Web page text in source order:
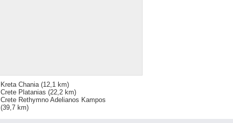
Kreta Chania(12,1 km)
Crete Platanias (22,2 km)
Crete Rethymno Adelianos Kampos
(39,7 km)